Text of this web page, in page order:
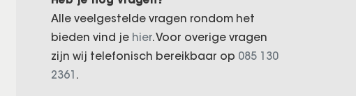
Alle veelgestelde vragen rondom het
bieden vind je hier. Voor overige vragen
zijn wij telefonisch bereikbaar op 085 130
2361 .